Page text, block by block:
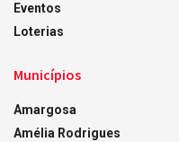
Eventos
Loterias
Municípios
Amargosa
Amélia Rodrigues